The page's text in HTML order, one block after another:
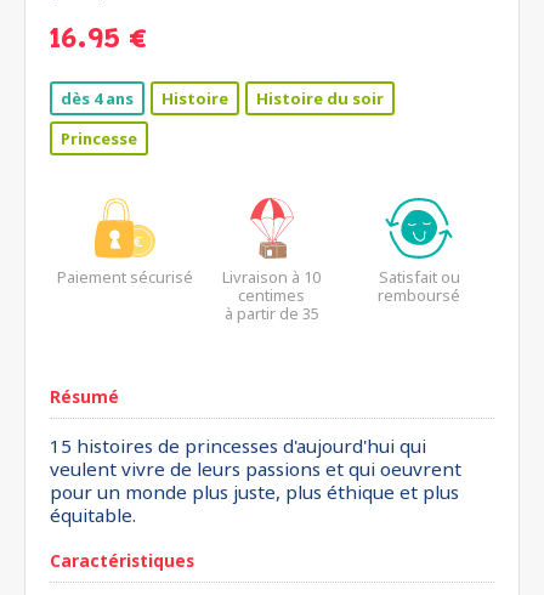
16.95 €
dès 4 ans Histoire
Histoire du soir
Princesse
Paiement sécurisé
Livraison à 10
centimes
à partir de 35
Satisfait ou
remboursé
Résumé
15 histoires de princesses d'aujourd'hui qui
veulent vivre de leurs passions et qui oeuvrent
pour un monde plus juste, plus éthique et plus
équitable.
Caractéristiques